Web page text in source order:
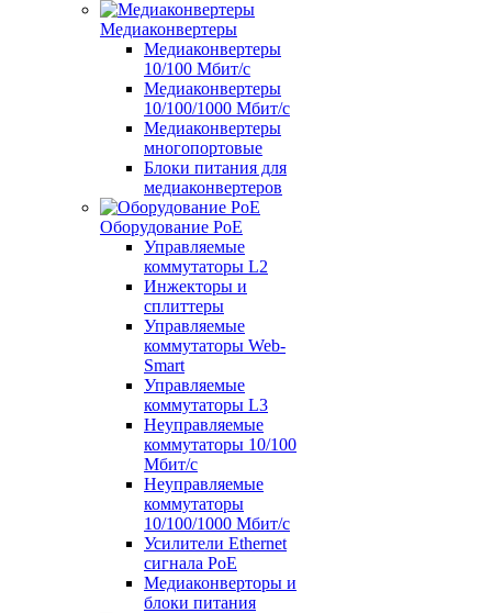
Медиаконвертеры
Медиаконвертеры
10/100 Мбит/с
Медиаконвертеры
10/100/1000 Мбит/c
Медиаконвертеры
многопортовые
Блоки питания для
медиаконвертеров
Оборудование PoE
Управляемые
коммутаторы L2
Инжекторы и
сплиттеры
Управляемые
коммутаторы Web-
Smart
Управляемые
коммутаторы L3
Неуправляемые
коммутаторы 10/100
Мбит/с
Неуправляемые
коммутаторы
10/100/1000 Мбит/с
Усилители Ethernet
сигнала PoE
Медиаконверторы и
блоки питания